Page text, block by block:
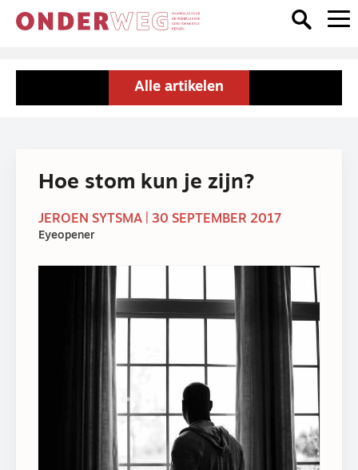
Alle artikelen
Hoe stom kun je zijn?
JEROEN SYTSMA | 30 SEPTEMBER 2017
Eyeopener